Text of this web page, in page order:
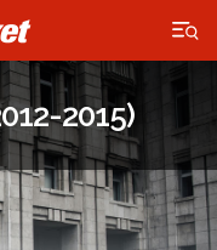
×
2015)